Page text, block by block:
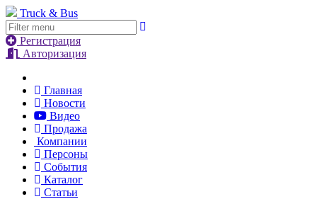
Truck & Bus
Регистрация
Авторизация
Главная
Новости
Видео
Продажа
Компании
Персоны
События
Каталог
Статьи